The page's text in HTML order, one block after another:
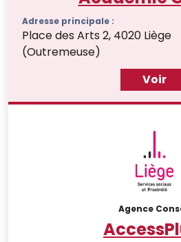
Adresse principale :
Place des Arts 2, 4020 Liège
(Outremeuse)
Voir
Agence